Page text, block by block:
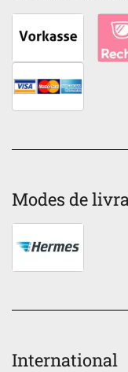
Modes de
International